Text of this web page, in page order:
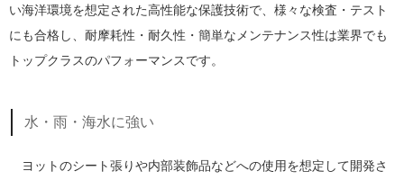
い海洋環境を想定された高性能な保護技術で、様々な検査・テスト
にも合格し、耐摩耗性・耐久性・簡単なメンテナンス性は業界でも
トップクラスのパフォーマンスです。
水・雨・海水に強い
ヨットのシート張りや内部装飾品などへの使用を想定して開発さ